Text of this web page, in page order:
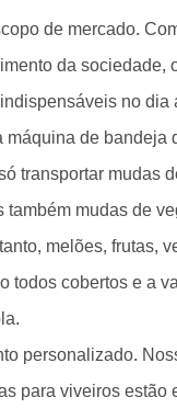
de mercado.
da sociedade,
​​no dia
máquina de bandeja
transportar mudas
também mudas de
melões, frutas,
todos cobertos e a
personalizado.
para viveiros estão